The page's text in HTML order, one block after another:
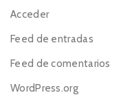
Acceder
Feed de entradas
Feed de comentarios
WordPress.org